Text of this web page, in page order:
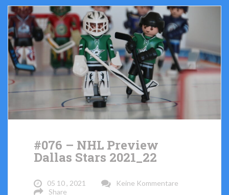
#076 – NHL Preview
Dallas Stars 2021_22
05 10 , 2021
Keine Kommentare
Share